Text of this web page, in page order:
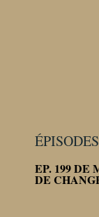
EP. 199 DE
DE